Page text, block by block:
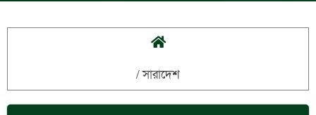
/সারাদেশ